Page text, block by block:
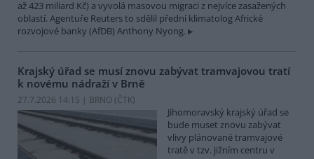
až 423 miliard Kč) a vyvolá masovou migraci z nejvíce zasažených
oblastí. Agentuře Reuters to sdělil přední klimatolog Africké
rozvojové banky (AfDB) Anthony Nyong.
Krajský úřad se musí znovu zabývat tramvajovou tratí
k novému nádraží v Brně
27.7.2026 14:15 | BRNO (ČTK)
Jihomoravský krajský úřad se
bude muset znovu zabývat
vlivy plánované tramvajové
tratě v tzv. jižním centru v